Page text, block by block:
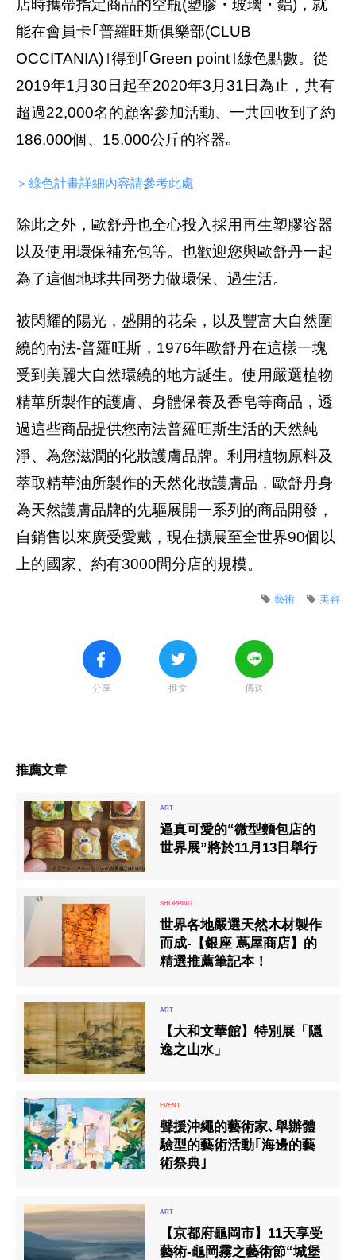
店時攜帶指定商品的空瓶(塑膠・玻璃・鋁)，就
能在會員卡｢普羅旺斯俱樂部(CLUB
OCCITANIA)｣得到｢Green point｣綠色點數。從
2019年1月30日起至2020年3月31日為止，共有
超過22,000名的顧客參加活動、一共回收到了約
186,000個、15,000公斤的容器｡
＞綠色計畫詳細內容請參考此處
除此之外，歐舒丹也全心投入採用再生塑膠容器
以及使用環保補充包等。也歡迎您與歐舒丹一起
為了這個地球共同努力做環保、過生活。
被閃耀的陽光，盛開的花朵，以及豐富大自然圍
繞的南法-普羅旺斯，1976年歐舒丹在這樣一塊
受到美麗大自然環繞的地方誕生。使用嚴選植物
精華所製作的護膚、身體保養及香皂等商品，透
過這些商品提供您南法普羅旺斯生活的天然純
淨、為您滋潤的化妝護膚品牌。利用植物原料及
萃取精華油所製作的天然化妝護膚品，歐舒丹身
為天然護膚品牌的先驅展開一系列的商品開發，
自銷售以來廣受愛戴，現在擴展至全世界90個以
上的國家、約有3000間分店的規模。
美容
藝術
分享 推文 傳送
推薦文章
逼真可愛的“微型麵包店的
世界展”將於11月13日舉行
世界各地嚴選天然木材製作
而成‐【銀座 蔦屋商店】的
精選推薦筆記本！
【大和文華館】特別展「隠
逸之山水」
聲援沖繩的藝術家､舉辦體
驗型的藝術活動｢海邊的藝
術祭典｣
【京都府龜岡市】11天享受
藝術-龜岡霧之藝術節“城堡